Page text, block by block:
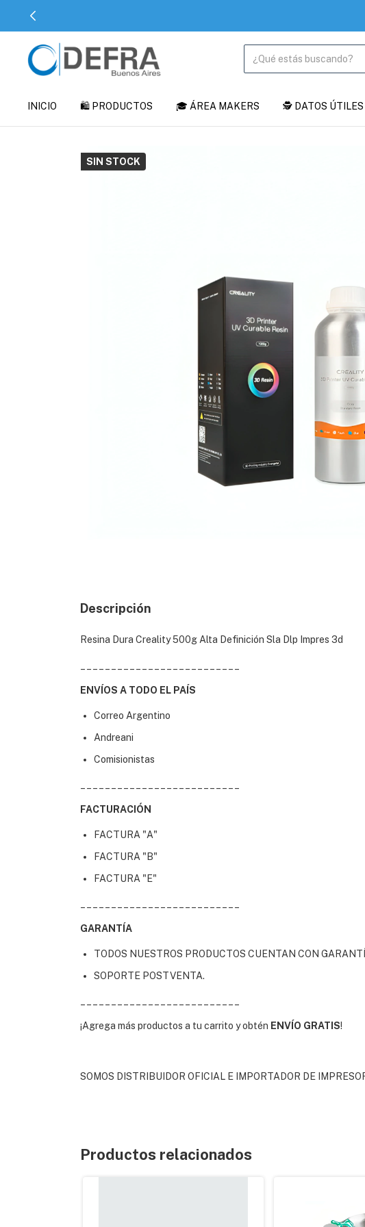
INICIO 🛍️ PRODUCTOS 🎓 ÁREA MAKERS 🕵️ DATOS ÚTILES
SIN STOCK
Descripción
Resina Dura Creality 500g Alta Definición Sla Dlp Impres 3d
ENVÍOS A TODO EL PAÍS
Correo Argentino
Andreani
Comisionistas
FACTURACIÓN
FACTURA "A"
FACTURA "B"
FACTURA "E"
GARANTÍA
TODOS NUESTROS PRODUCTOS CUENTAN CON
SOPORTE POSTVENTA.
¡Agrega más productos a tu carrito y obtén ENVÍO GRATIS!
SOMOS DISTRIBUIDOR OFICIAL E IMPORTADOR DE
Productos relacionados